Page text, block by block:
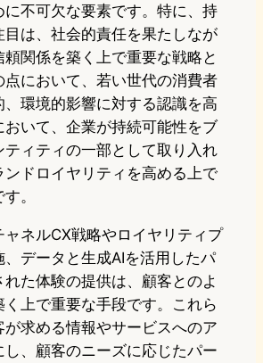
に不可欠な要素です。特に、持
目は、社会的責任を果たしなが
頼関係を築く上で重要な戦略と
点において、若い世代の消費者
、環境的影響に対する認識を高
おいて、企業が持続可能性をブ
ティティの一部として取り入れ
ンドロイヤリティを高める上で
。
ャネルCX戦略やロイヤリティプ
、データと生成AIを活用したパ
た体験の提供は、顧客とのよ
く上で重要な手段です。これら
求める情報やサービスへのア
し、顧客のニーズに応じたパー